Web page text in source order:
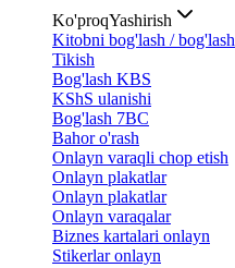
Ko'proqYashirish
Kitobni bog'lash / bog'lash
Tikish
Bog'lash KBS
KShS ulanishi
Bog'lash 7BC
Bahor o'rash
Onlayn varaqli chop etish
Onlayn plakatlar
Onlayn plakatlar
Onlayn varaqalar
Biznes kartalari onlayn
Stikerlar onlayn